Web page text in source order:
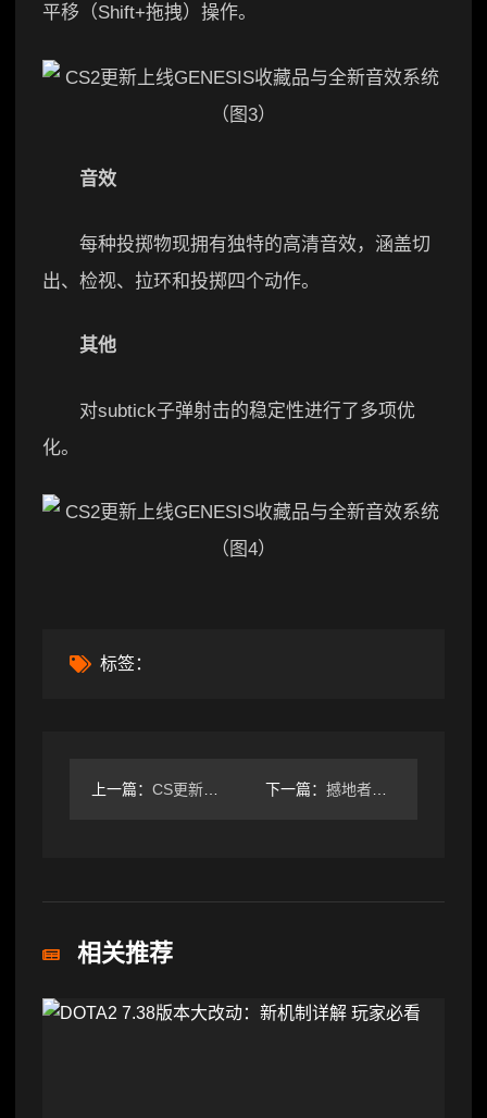
平移（Shift+拖拽）操作。
音效
每种投掷物现拥有独特的高清音效，涵盖切
出、检视、拉环和投掷四个动作。
其他
对subtick子弹射击的稳定性进行了多项优
化。
标签：
上一篇： CS更新：BUG修复与subtick全面优化 下一篇： 撼地者至宝天外飞星震撼回归！寰宇英雄宝藏重磅上线
相关推荐